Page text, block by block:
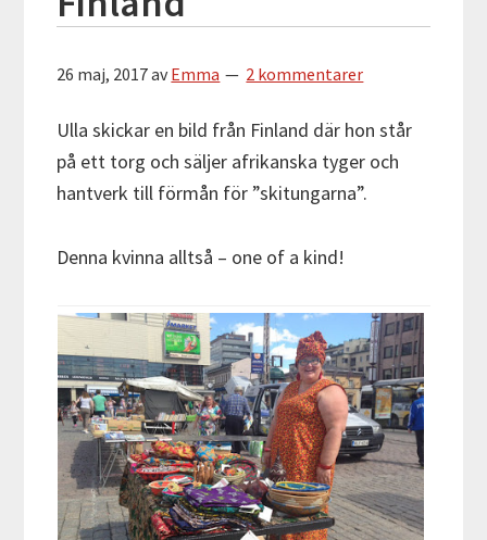
26 maj, 2017avEmma 2 kommentarer
Ulla skickar en bild från Finland där hon står
på ett torg och säljer afrikanska tyger och
hantverk till förmån för ”skitungarna”.
Denna kvinna alltså – one of a kind!